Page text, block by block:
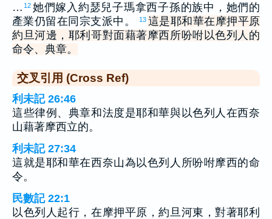
… 12 她們嫁入約瑟兒子瑪拿西子孫的族中，她們的
產業仍留在同宗支派中。
13 這是耶和華在摩押平原
約旦河邊，耶利哥對面藉著摩西所吩咐以色列人的
命令、典章。
交叉引用 (Cross Ref)
利未記 26:46
這些律例、典章和法度是耶和華與以色列人在西奈
山藉著摩西立的。
利未記 27:34
這就是耶和華在西奈山為以色列人所吩咐摩西的命
令。
民數記 22:1
以色列人起行，在摩押平原，約旦河東，對著耶利